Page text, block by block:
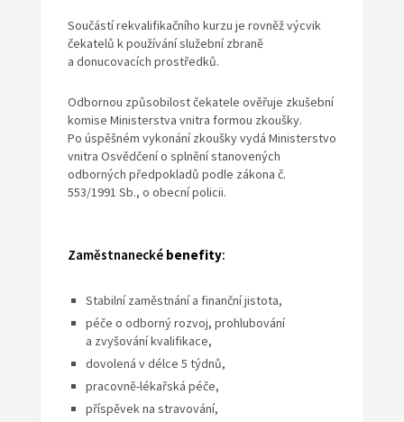
Součástí rekvalifikačního kurzu je rovněž výcvik
čekatelů k používání služební zbraně
a donucovacích prostředků.
Odbornou způsobilost čekatele ověřuje zkušební
komise Ministerstva vnitra formou zkoušky.
Po úspěšném vykonání zkoušky vydá Ministerstvo
vnitra Osvědčení o splnění stanovených
odborných předpokladů podle zákona č.
553/1991 Sb., o obecní policii.
Zaměstnanecké benefity:
Stabilní zaměstnání a finanční jistota,
péče o odborný rozvoj, prohlubování
a zvyšování kvalifikace,
dovolená v délce 5 týdnů,
pracovně-lékařská péče,
příspěvek na stravování,